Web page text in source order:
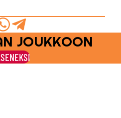
Jaa
Telegramilla
JOUKKOON